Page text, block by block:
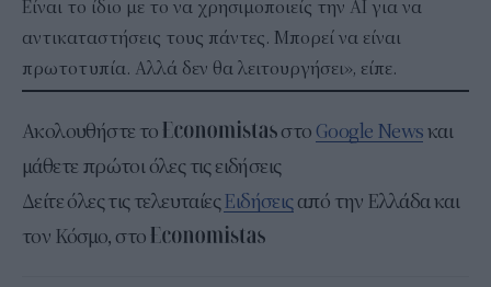
Είναι το ίδιο με το να χρησιμοποιείς την AI για να
αντικαταστήσεις τους πάντες. Μπορεί να είναι
πρωτοτυπία. Αλλά δεν θα λειτουργήσει», είπε.
Ακολουθήστε το στο Google Newsκαι
μάθετε πρώτοι όλες τις ειδήσεις
Δείτε όλες τις τελευταίεςΕιδήσειςαπό την Ελλάδα και
τον Κόσμο, στο